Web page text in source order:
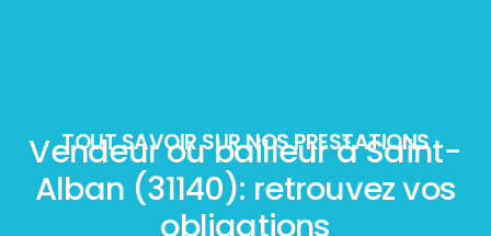
TOUT SAVOIR SUR NOS PRESTATIONS
Vendeur ou bailleur à Saint-
Alban (31140): retrouvez vos
obligations